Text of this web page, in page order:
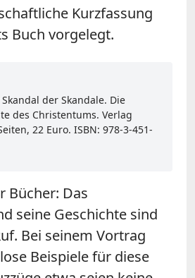
Kurzfassung
Buch vorgelegt.
der Skandale. Die
des Christentums. Verlag
22 Euro. ISBN: 978-3-451-
Bücher: Das
seine Geschichte sind
Bei seinem Vortrag
Beispiele für diese